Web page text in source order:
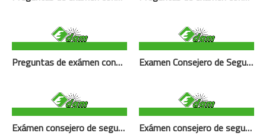
Preguntas de exámen consejero de seguridad modo Clase 1: Materias y objetos explosivos Examen Consejero de Seguridad Madrid
Exámen consejero de seguridad Catalunya Exámen consejero de seguridad Catalunya Copy